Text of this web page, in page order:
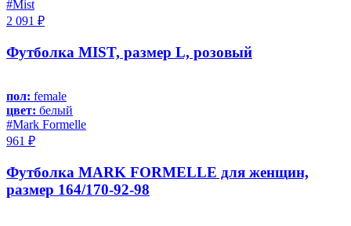
#Mist
2 091 ₽
Футболка MIST, размер L, розовый
пол: female
цвет: белый
#Mark Formelle
961 ₽
Футболка MARK FORMELLE для женщин,
размер 164/170-92-98